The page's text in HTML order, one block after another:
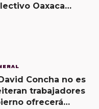
Oaxaca
Concha no es
trabajadores
ofrecerá